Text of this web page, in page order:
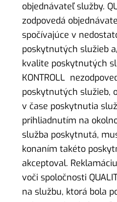
objednávateľ služby.
zodpovedá
spočívajúce v
poskytnutých služieb
kvalite poskytnutých
KONTROLL
poskytnutých služieb,
v čase poskytnutia
prihliadnutím na
služba poskytnutá,
konaním takéto
akceptoval.
voči spoločnosti
na službu, ktorá bola